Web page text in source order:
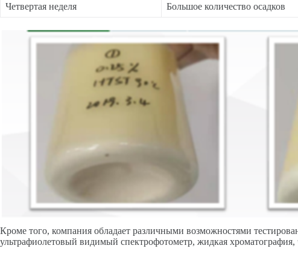
Четвертая неделя Большое количество осадков
Кроме того, компания обладает различными возможностями
ультрафиолетовый видимый спектрофотометр, жидкая